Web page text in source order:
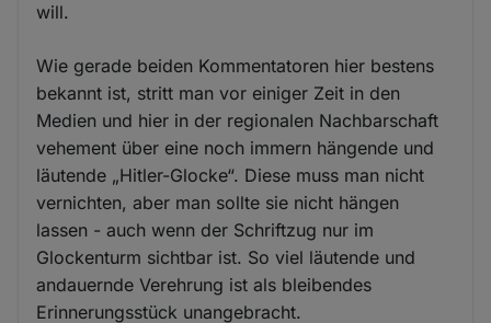
will.
Wie gerade beiden Kommentatoren hier bestens
bekannt ist, stritt man vor einiger Zeit in den
Medien und hier in der regionalen Nachbarschaft
vehement über eine noch immern hängende und
läutende „Hitler-Glocke“. Diese muss man nicht
vernichten, aber man sollte sie nicht hängen
lassen - auch wenn der Schriftzug nur im
Glockenturm sichtbar ist. So viel läutende und
andauernde Verehrung ist als bleibendes
Erinnerungsstück unangebracht.